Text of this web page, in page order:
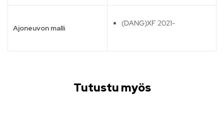
Ajoneuvon malli
(DANG)XF 2021-
Tutustu myös